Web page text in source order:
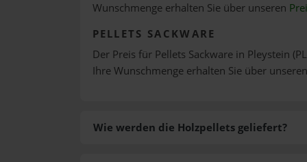
Wunschmenge erhalten Sie über unseren
PELLETS SACKWARE
Der Preis für Pellets Sackware in Pleystein
Ihre Wunschmenge erhalten Sie über unseren
Wie werden die Holzpellets geliefert?